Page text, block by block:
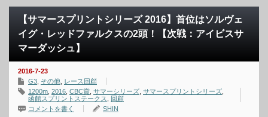
【サマースプリントシリーズ 2016】首位はソルヴェ
イグ・レッドファルクスの2頭！【次戦：アイビスサ
マーダッシュ】
2016-7-23
G3 その他 レース回顧
1200m 2016 CBC賞 サマーシリーズ サマースプリントシリーズ
函館スプリントステークス
回顧
コメントを書く
SHIN